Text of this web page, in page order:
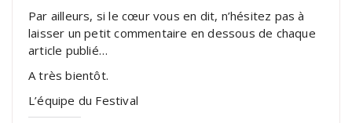
Par ailleurs, si le cœur vous en dit, n’hésitez pas à
laisser un petit commentaire en dessous de chaque
article publié…
A très bientôt.
L’équipe du Festival